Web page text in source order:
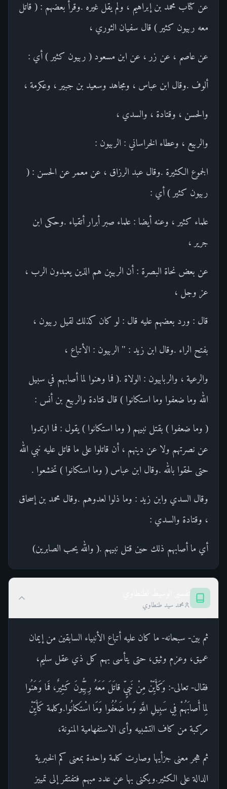
عن كتاب محمد بن إبراهيم ، ولم يقل غيره .وقرأ بعضهم : ( قاتل
معه ربيون كثير ) قال سفيان الثوري ،
عن عاصم ، عن زر ، عن ابن مسعود ( ربيون كثير ) أي :
ألوف .وقال ابن عباس ، ومجاهد وسعيد بن جبير ، وعكرمة ،
والحسن ، وقتادة ، والسدي ،
والربيع ، وعطاء الخراساني : الربيون :
الجموع الكثيرة .وقال عبد الرزاق ، عن معمر عن الحسن : (
ربيون كثير ) أي :
علماء كثير ، وعنه أيضا : علماء صبر أبرار أتقياء .وحكى ابن
جرير ،
عن بعض نحاة البصرة : أن الربيين هم الذين يعبدون الرب ،
عز وجل ،
قال : ورد بعضهم عليه قال : لو كان كذلك لقيل ربيون ،
بفتح الراء .وقال ابن زيد : " الربيون : الأتباع ،
والرعية ، والربابيون : الولاة .( فما وهنوا لما أصابهم في سبيل
الله وما ضعفوا وما استكانوا ) قال قتادة والربيع بن أنس :
( وما ضعفوا ) بقتل نبيهم ( وما استكانوا ) يقول : فما ارتدوا
عن نصرتهم ولا عن دينهم ، أن قاتلوا على ما قاتل عليه نبي الله
حتى لحقوا بالله .وقال ابن عباس ( وما استكانوا ) تخشعوا .
وقال السدي وابن زيد : وما ذلوا لعدوهم .وقال محمد بن إسحاق
، وقتادة والسدي :
أي ما أصابهم ذلك حين قتل نبيهم .( والله يحب الصابرين)
محمد سيد طنطاوي
ثم بين- سبحانه- ما كان عليه أتباع الأنبياء السابقين من إيمان
عميق، وعزم وثيق، حتى يتأسى بهم كل ذي عقل سليم،
فقال- تعالى-: وَكَأَيِّنْ مِنْ نَبِيٍّ قاتَلَ مَعَهُ رِبِّيُّونَ كَثِيرٌ، فَما وَهَنُوا
لِما أَصابَهُمْ فِي سَبِيلِ اللَّهِ وَما ضَعُفُوا وَمَا اسْتَكانُوا.وكلمة كَأَيِّنْ
مركبة من كاف التشبيه وأى الاستفهامية المنونة،
ثم هجر معنى جزأيها وصارت كلمة واحدة بمعنى كم الخبرية
الدالة على الكثير.ويكنى بها عن عدد مبهم فتفتقر إلى تمييز